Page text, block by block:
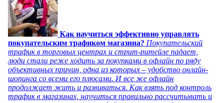
Как научиться эффективно управлять
покупательским трафиком магазина? Покупательский
трафик в торговых центрах и стрит-ритейле падает,
люди стали реже ходить за покупками в офлайн по ряду
объективных причин, одна из которых – удобство онлайн-
шопинга со всеми его плюсами. И все же офлайн
продолжает жить и развиваться. Как взять под контроль
трафик в магазинах, научиться правильно рассчитывать и